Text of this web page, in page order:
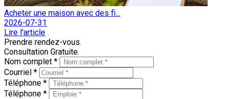
Acheter une maison avec des fi...
2026-07-31
Lire l'article
Prendre rendez-vous.
Consultation Gratuite.
Nom complet *
Courriel *
Téléphone *
Téléphone *